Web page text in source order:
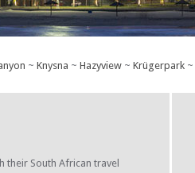
~ Knysna ~ Hazyview~ Krügerpark~
their South African travel